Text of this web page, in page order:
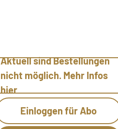
Aktuell sind Bestellungen
nicht möglich. Mehr Infos
hier
Einloggen für Abo